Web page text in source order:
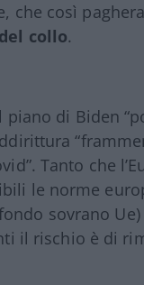
che così
collo.
di Biden
Tanto che
le norme
sovrano Ue)
il rischio è di